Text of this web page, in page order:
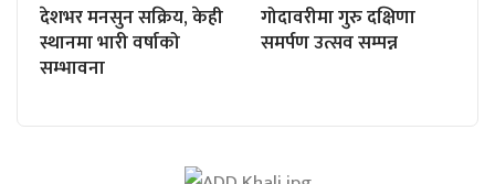
देशभर मनसुन सक्रिय, केही
स्थानमा भारी वर्षाको
सम्भावना
गोदावरीमा गुरु दक्षिणा
समर्पण उत्सव सम्पन्न